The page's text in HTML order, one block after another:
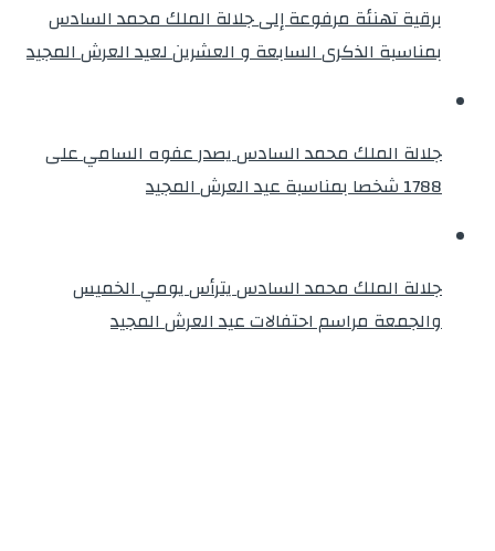
برقية تهنئة مرفوعة إلى جلالة الملك محمد السادس
بمناسبة الذكرى السابعة و العشرين لعيد العرش المجيد
جلالة الملك محمد السادس يصدر عفوه السامي على
1788 شخصا بمناسبة عيد العرش المجيد
جلالة الملك محمد السادس يترأس يومي الخميس
والجمعة مراسم احتفالات عيد العرش المجيد